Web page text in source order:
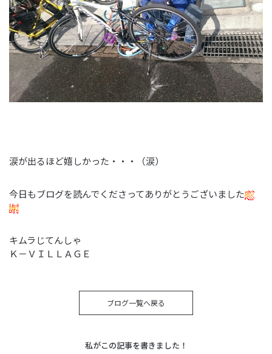
涙が出るほど嬉しかった・・・（涙）
今日もブログを読んでくださってありがとうございました
キムラじてんしゃ
Ｋ－ＶＩＬＬＡＧＥ
ブログ一覧へ戻る
私がこの記事を書きました！